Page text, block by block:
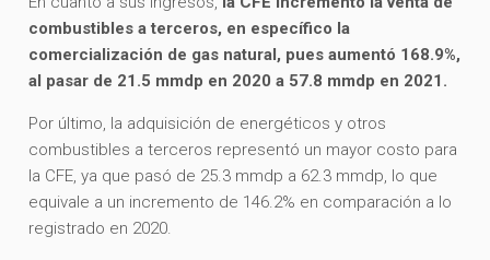
combustibles a terceros, en específico la
comercialización de gas natural, pues aumentó 168.9%,
al pasar de 21.5 mmdp en 2020 a 57.8 mmdp en 2021.
Por último, la adquisición de energéticos y otros
combustibles a terceros representó un mayor costo para
la CFE, ya que pasó de 25.3 mmdp a 62.3 mmdp, lo que
equivale a un incremento de 146.2% en comparación a lo
registrado en 2020.